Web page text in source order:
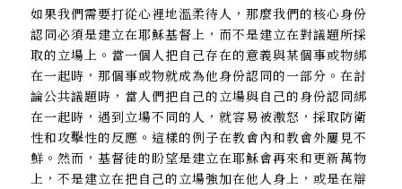
如果我們需要打從心裡地溫柔待人，那麼我們的核心身份
認同必須是建立在耶穌基督上，而不是建立在對議題所採
取的立場上。當一個人把自己存在的意義與某個事或物綁
在一起時，那個事或物就成為他身份認同的一部分。在討
論公共議題時，當人們把自己的立場與自己的身份認同綁
在一起時，遇到立場不同的人，就容易被激怒，採取防衛
性和攻擊性的反應。這樣的例子在教會內和教會外屢見不
鮮。然而，基督徒的盼望是建立在耶穌會再來和更新萬物
上，不是建立在把自己的立場強加在他人身上，或是在辯